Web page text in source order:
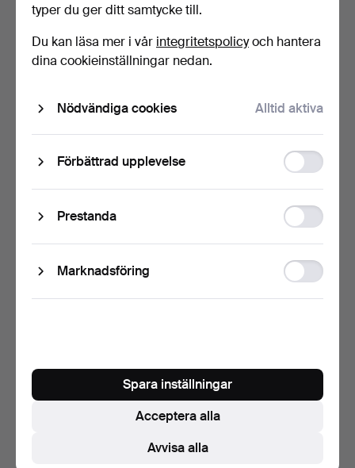
undersida.
Beskrivning
Hos vilket av våra auktionshus?
typer du ger ditt samtycke till.
Du kan läsa mer i vår integritetspolicyoch hantera
dina cookieinställningar nedan.
Nödvändiga cookies Alltid aktiva
Förbättrad upplevelse
storage
Prestanda
storage
Marknadsföring
Ad
storage
Avvisa alla
Acceptera alla
Spara inställningar